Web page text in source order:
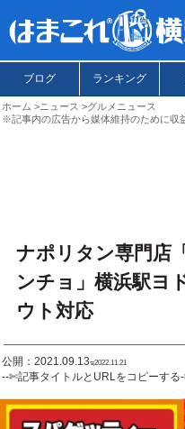
ブログ ランキング
ホーム ニュース
グルメニュース
※記事内の広告から媒体維持のために収
ナポリタン専門店
ンチョ」横浜駅ヨ
ウト対応
公開：2021.09.13ಇ2022.11.21
--✄記事タイトルとURLをコピーす